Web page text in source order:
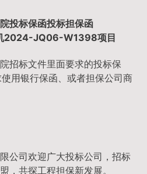
投标保函投标担保函
2024-JQ06-W1398项目
招标文件里面要求的投标保
用银行保函、或者担保公司商
公司欢迎广大投标公司，招标
，共探工程担保新发展。